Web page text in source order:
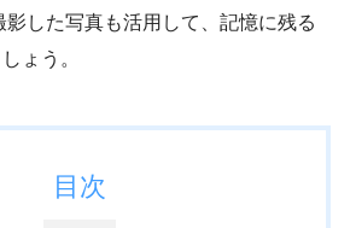
影した写真も活用して、記憶に残る
ょう。
目次